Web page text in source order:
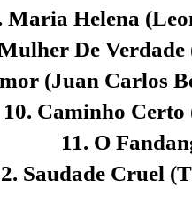
Maria Helena
De
(Juan Carlos
10. Caminho
11. O
Saudade Cruel